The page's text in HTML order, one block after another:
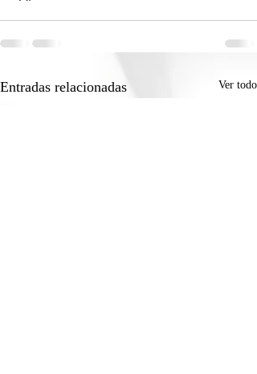
Entradas relacionadas Ver todo